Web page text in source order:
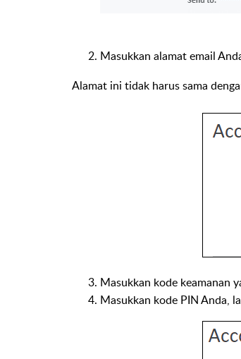
Masukkan alamat email
Alamat ini tidak harus sama
Masukkan kode keamanan
Masukkan kode PIN Anda,